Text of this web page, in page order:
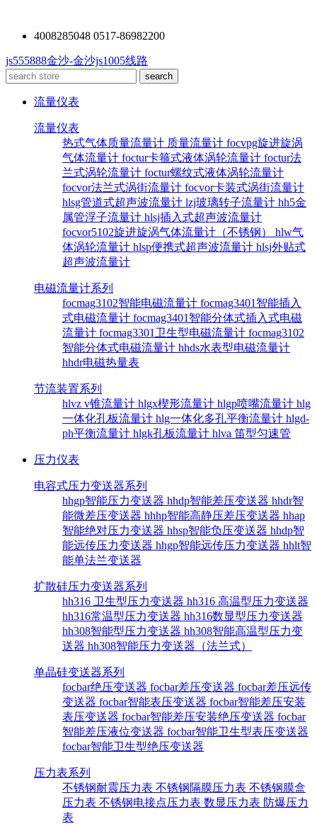
4008285048 0517-86982200
js555888金沙-金沙js1005线路
流量仪表
流量仪表
热式气体质量流量计 质量流量计 focvpg旋进旋涡
气体流量计 foctur卡箍式液体涡轮流量计 foctur法
兰式涡轮流量计 foctur螺纹式液体涡轮流量计
focvor法兰式涡街流量计 focvor卡装式涡街流量计
hlsg管道式超声波流量计 lzj玻璃转子流量计 hh5金
属管浮子流量计 hlsj插入式超声波流量计
focvor5102旋进旋涡气体流量计（不锈钢） hlw气
体涡轮流量计 hlsp便携式超声波流量计 hlsj外贴式
超声波流量计
电磁流量计系列
focmag3102智能电磁流量计 focmag3401智能插入
式电磁流量计 focmag3401智能分体式插入式电磁
流量计 focmag3301卫生型电磁流量计 focmag3102
智能分体式电磁流量计 hhds水表型电磁流量计
hhdr电磁热量表
节流装置系列
hlvz v锥流量计 hlgx楔形流量计 hlgp喷嘴流量计 hlg
一体化孔板流量计 hlg一体化多孔平衡流量计 hlgd-
ph平衡流量计 hlgk孔板流量计 hlva 笛型匀速管
压力仪表
电容式压力变送器系列
hhgp智能压力变送器 hhdp智能差压变送器 hhdr智
能微差压变送器 hhhp智能高静压差压变送器 hhap
智能绝对压力变送器 hhsp智能负压变送器 hhdp智
能远传压力变送器 hhgp智能远传压力变送器 hhlt智
能单法兰变送器
扩散硅压力变送器系列
hh316 卫生型压力变送器 hh316 高温型压力变送器
hh316常温型压力变送器 hh316数显型压力变送器
hh308智能型压力变送器 hh308智能高温型压力变
送器 hh308智能压力变送器（法兰式）
单晶硅变送器系列
focbar绝压变送器 focbar差压变送器 focbar差压远传
变送器 focbar智能表压变送器 focbar智能差压安装
表压变送器 focbar智能差压安装绝压变送器 focbar
智能差压液位变送器 focbar智能卫生型表压变送器
focbar智能卫生型绝压变送器
压力表系列
不锈钢耐震压力表 不锈钢隔膜压力表 不锈钢膜盒
压力表 不锈钢电接点压力表 数显压力表 防爆压力
表